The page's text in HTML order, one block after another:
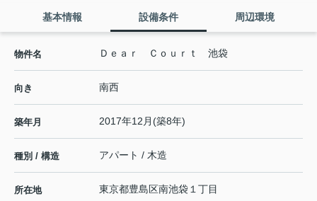
基本情報 設備条件 周辺環境
物件名 Ｄｅａｒ Ｃｏｕｒｔ 池袋
向き 南西
築年月 2017年12月(築8年)
種別 / 構造 アパート / 木造
所在地 東京都豊島区南池袋１丁目